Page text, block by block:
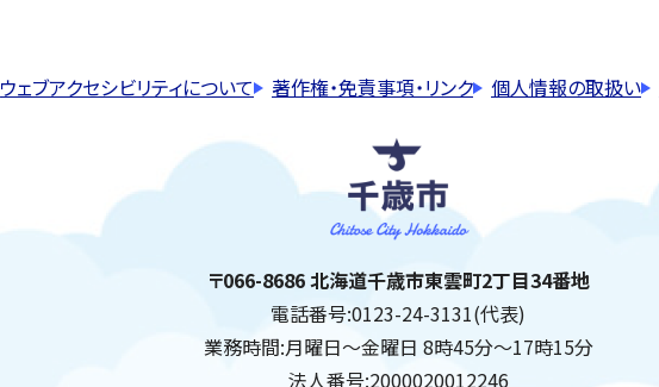
ウェブアクセシビリティについて 著作権・免責事項・リンク 個人情報の取扱い
千歳市
住所:
〒066-8686 北海道千歳市東雲町2丁目34番地
電話番号:0123-24-3131(代表)
業務時間:月曜日～金曜日 8時45分～17時15分
法人番号:2000020012246